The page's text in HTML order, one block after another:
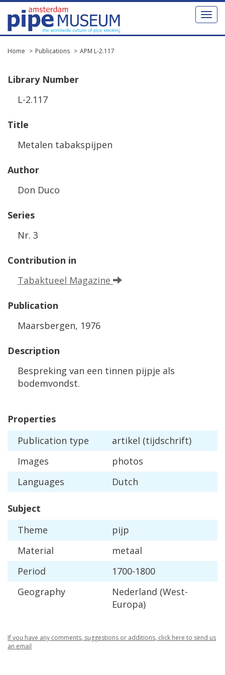
Toggle
Home Publications APM L-2.117
Library Number
L-2.117
Title
Metalen tabakspijpen
Author
Don Duco
Series
Nr. 3
Contribution in
Tabaktueel Magazine
Publication
Maarsbergen, 1976
Description
Bespreking van een tinnen pijpje als
bodemvondst.
Properties
Publication type artikel (tijdschrift)
Images
photos
Languages
Dutch
Subject
Theme
pijp
Material
metaal
Period
1700-1800
Geography
Nederland (West-
Europa)
Ifyou have any comments, suggestions or additions, click here to send us
an email